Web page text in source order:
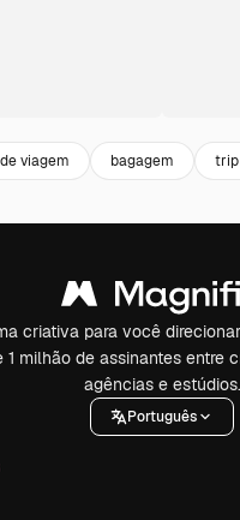
viagem bagagem trip
criativa para você
1 milhão de assinantes entre
agências e estúdios.
Português